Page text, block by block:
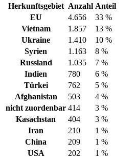
Herkunftsgebiet Anzahl Anteil
EU
4.656
33 %
Vietnam
1.857
13 %
Ukraine
1.410
10 %
Syrien
1.163
8 %
Russland
1.035
7 %
Indien
780
6 %
Türkei
762
5 %
Afghanistan
503
4 %
nicht zuordenbar 414
3 %
Kasachstan
404
3 %
Iran
210
1 %
China
209
1 %
USA
202
1 %